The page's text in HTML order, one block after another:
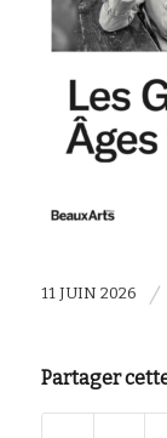
11 JUIN 2026 /
Partager